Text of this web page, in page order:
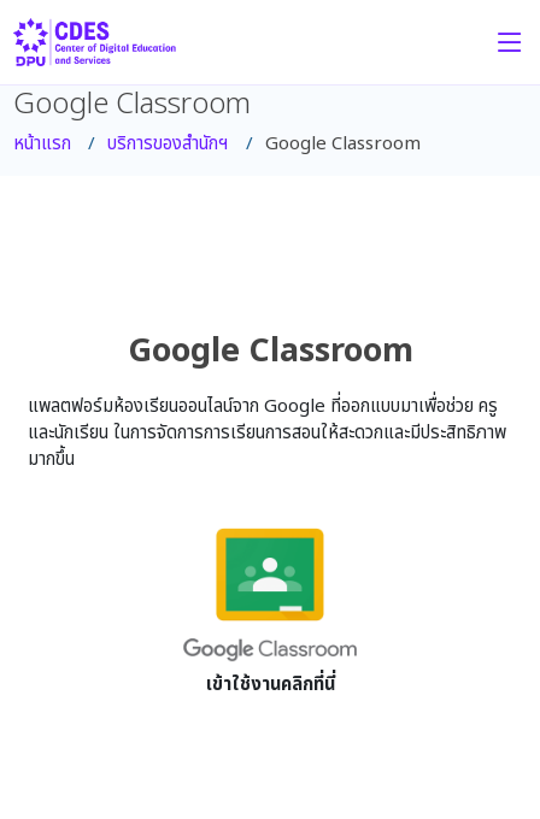
Google Classroom
หน้าแรก บริการของสำนักฯ Google Classroom
Google Classroom
แพลตฟอร์มห้องเรียนออนไลน์จาก Google ที่ออกแบบมาเพื่อช่วย ครู
และนักเรียน ในการจัดการการเรียนการสอนให้สะดวกและมีประสิทธิภาพ
มากขึ้น
เข้าใช้งานคลิกที่นี่